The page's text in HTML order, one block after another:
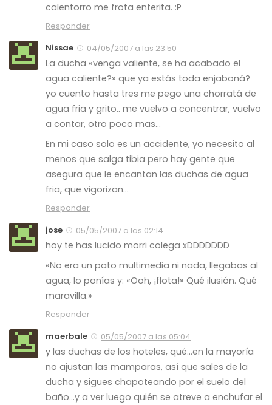
calentorro me frota enterita. :P
Responder
Nissae
04/05/2007 a las 23:50
La ducha «venga valiente, se ha acabado el
agua caliente?» que ya estás toda enjaboná?
yo cuento hasta tres me pego una chorratá de
agua fria y grito.. me vuelvo a concentrar, vuelvo
a contar, otro poco mas…
En mi caso solo es un accidente, yo necesito al
menos que salga tibia pero hay gente que
asegura que le encantan las duchas de agua
fria, que vigorizan…
Responder
jose
05/05/2007 a las 02:14
hoy te has lucido morri colega xDDDDDDD
«No era un pato multimedia ni nada, llegabas al
agua, lo ponías y: «Ooh, ¡flota!» Qué ilusión. Qué
maravilla.»
Responder
maerbale
05/05/2007 a las 05:04
y las duchas de los hoteles, qué…en la mayoría
no ajustan las mamparas, así que sales de la
ducha y sigues chapoteando por el suelo del
baño…y a ver luego quién se atreve a enchufar el